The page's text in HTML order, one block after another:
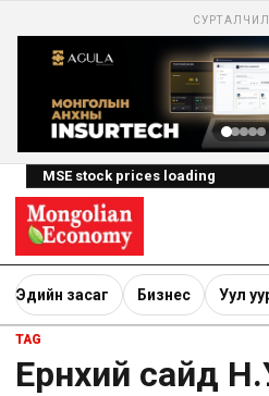
MSE stock prices loading
Эдийн засаг Бизнес Уул
TAG
Ерөнхий сайд